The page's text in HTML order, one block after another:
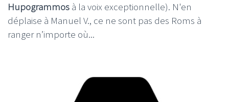
Hupogrammos à la voix exceptionnelle). N'en
déplaise à Manuel V., ce ne sont pas des Roms à
ranger n’importe où...